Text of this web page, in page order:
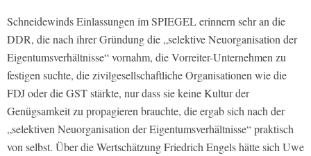
Schneidewinds Einlassungen im SPIEGEL erinnern sehr an die
DDR, die nach ihrer Gründung die „selektive Neuorganisation der
Eigentumsverhältnisse“ vornahm, die Vorreiter-Unternehmen zu
festigen suchte, die zivilgesellschaftliche Organisationen wie die
FDJ oder die GST stärkte, nur dass sie keine Kultur der
Genügsamkeit zu propagieren brauchte, die ergab sich nach der
„selektiven Neuorganisation der Eigentumsverhältnisse“ praktisch
von selbst. Über die Wertschätzung Friedrich Engels hätte sich Uwe